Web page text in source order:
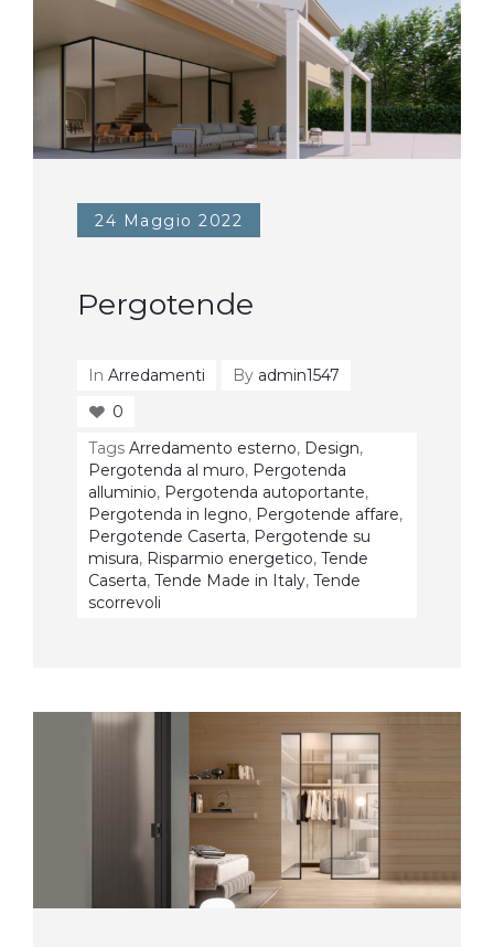
24 Maggio 2022
Pergotende
In Arredamenti By admin1547
0
Tags Arredamento esterno, Design,
Pergotenda al muro, Pergotenda
alluminio, Pergotenda autoportante,
Pergotenda in legno, Pergotende affare,
Pergotende Caserta, Pergotende su
misura, Risparmio energetico, Tende
Caserta, Tende Made in Italy, Tende
scorrevoli